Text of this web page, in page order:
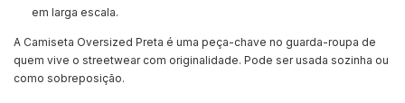
em larga escala.
A Camiseta Oversized Preta é uma peça-chave no guarda-roupa de
quem vive o streetwear com originalidade. Pode ser usada sozinha ou
como sobreposição.